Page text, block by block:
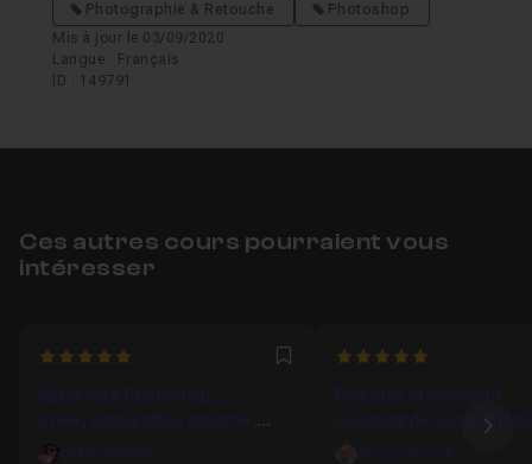
Photographie & Retouche
Photoshop
Mis à jour le 03/09/2020
Langue : Français
ID : 149791
Ces autres cours pourraient vous
intéresser
5 Favori
Apprendre Photoshop : 2 -
Créer, enregistrer, importer,
exporter
Gilles Pfeiffer
5
Pourquoi et comment
sauvegarder sous
Pascal Gauch